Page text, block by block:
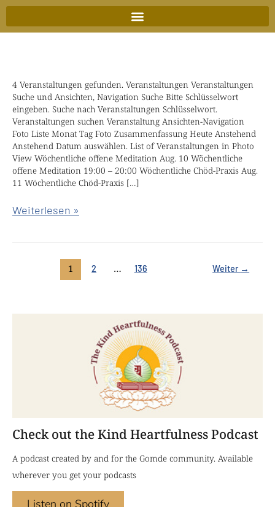
Zum
Inhalt
4 Veranstaltungen gefunden. Veranstaltungen Veranstaltungen
Suche und Ansichten, Navigation Suche Bitte Schlüsselwort
eingeben. Suche nach Veranstaltungen Schlüsselwort.
Veranstaltungen suchen Veranstaltung Ansichten-Navigation
Foto Liste Monat Tag Foto Zusammenfassung Heute Anstehend
Anstehend Datum auswählen. List of Veranstaltungen in Photo
View Wöchentliche offene Meditation Aug. 10 Wöchentliche
offene Meditation 19:00 – 20:00 Wöchentliche Chöd-Praxis Aug.
11 Wöchentliche Chöd-Praxis […]
Liebevolle
Weisheit
Retreat
mit
Chökyi
Nyima
Rinpoche
Weiterlesen »
1 2 … 136 Weiter →
Check out the Kind Heartfulness Podcast
A podcast created by and for the Gomde community. Available
wherever you get your podcasts